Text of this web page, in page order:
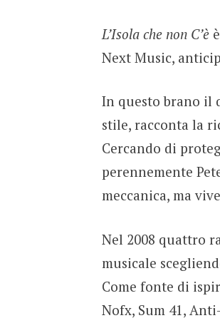
L’Isola che non C’è
Next Music,
In questo brano il
stile, racconta la
Cercando di
perennemente
meccanica, ma
Nel 2008 quattro
musicale
Come fonte di
Nofx, Sum 41,